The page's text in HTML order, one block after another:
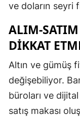
ve doların seyri
ALIM-SATIM
DIKKAT
Altın ve gümüş
değişebiliyor.
büroları ve
satış makası